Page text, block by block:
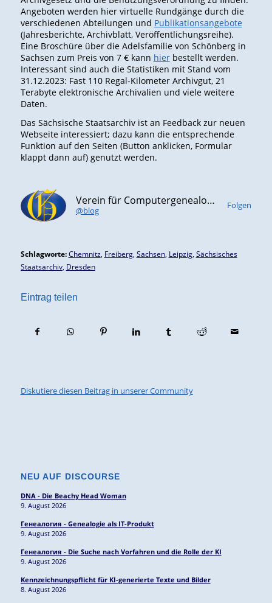
Angeboten werden hier virtuelle Rundgänge durch die
verschiedenen Abteilungen und Publikationsangebote
(Jahresberichte, Archivblatt, Veröffentlichungsreihe).
Eine Broschüre über die Adelsfamilie von Schönberg in
Sachsen zum Preis von 7 € kann hierbestellt werden.
Interessant sind auch die Statistiken mit Stand vom
31.12.2023: Fast 110 Regal-Kilometer Archivgut, 21
Terabyte elektronische Archivalien und viele weitere
Daten.
Das Sächsische Staatsarchiv ist an Feedback zur neuen
Webseite interessiert; dazu kann die entsprechende
Funktion auf den Seiten (Button anklicken, Formular
klappt dann auf) genutzt werden.
Verein für Computergenealogie e.V. (CompGen)
@blog
Folgen
Schlagworte: Chemnitz Freiberg, Sachsen, Leipzig, Sächsisches
Staatsarchiv, Dresden
Eintrag teilen
Diskutiere diesen Beitrag in unserer Community
NEU AUF DISCOURSE
DNA - Die Beachy Head Woman
9. August 2026
Генеалогия - Genealogie als IT-Produkt
9. August 2026
Генеалогия - Die Suche nach Vorfahren und die Rolle der KI
9. August 2026
Kennzeichnungspflicht für KI-generierte Texte und Bilder
8. August 2026